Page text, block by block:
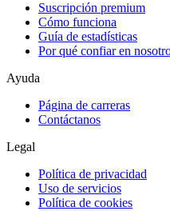
Suscripción premium
Cómo funciona
Guía de estadísticas
Por qué confiar en
Ayuda
Página de carreras
Contáctanos
Legal
Política de privacidad
Uso de servicios
Política de cookies